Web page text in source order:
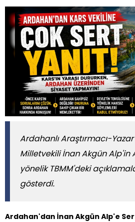
Ardahanlı Araştırmacı-Yazar
Milletvekili İnan Akgün Alp'in
yönelik TBMM'deki
gösterdi.
Ardahan'dan İnan Akgün Alp'e